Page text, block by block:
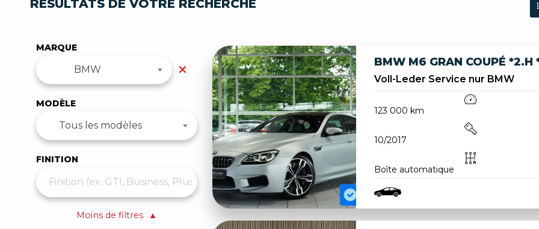
RÉSULTATS DE VOTRE RECHERCHE
MARQUE
BMW ✕
MODÈLE
Tous les modèles
FINITION
Moins de filtres ▲
BMW M6 GRAN COUPÉ *2.H
Voll-Leder Service nur BMW
123 000 km
10/2017
Boîte automatique